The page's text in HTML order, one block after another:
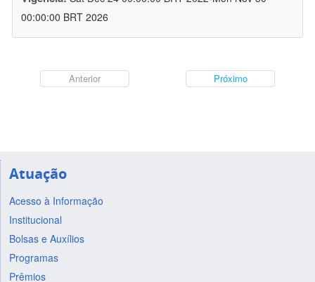
00:00:00 BRT 2026
Anterior Próximo
Atuação
Acesso à Informação
Institucional
Bolsas e Auxílios
Programas
Prêmios